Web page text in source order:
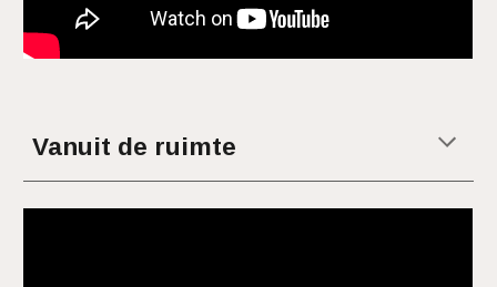
Vanuit de ruimte